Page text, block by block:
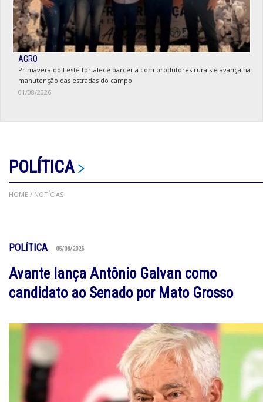
AGRO
Primavera do Leste fortalece parceria com produtores rurais e avança na
manutenção das estradas do campo
01/08/2026
POLÍTICA
HOME / NOTÍCIAS
POLÍTICA 05/08/2026
Avante lança Antônio Galvan como
candidato ao Senado por Mato Grosso